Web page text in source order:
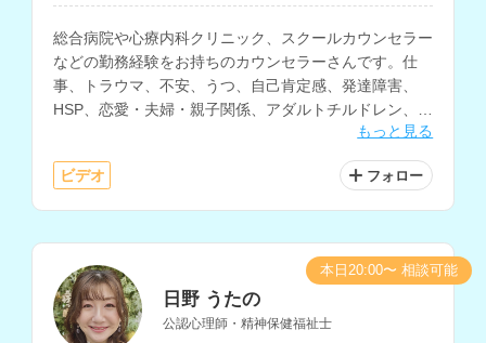
総合病院や心療内科クリニック、スクールカウンセラー
などの勤務経験をお持ちのカウンセラーさんです。仕
事、トラウマ、不安、うつ、自己肯定感、発達障害、
HSP、恋愛・夫婦・親子関係、アダルトチルドレン、子
育て、不登校など、幅広い相談に対応されています。保
育士の資格もお持ちです。
もっと見る
ビデオ フォロー
日野 うたの
公認心理師・精神保健福祉士
本日20:00〜 相談可能